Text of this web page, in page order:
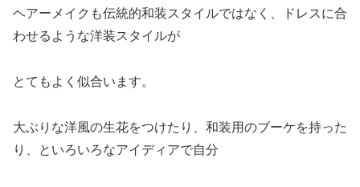
ヘアーメイクも伝統的和装スタイルではなく、ドレスに合
わせるような洋装スタイルが
とてもよく似合います。
大ぶりな洋風の生花をつけたり、和装用のブーケを持った
り、といろいろなアイディアで自分